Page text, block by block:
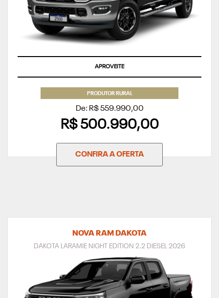
APROVEITE
PRODUTOR RURAL
De: R$ 559.990,00
R$ 500.990,00
CONFIRA A OFERTA
NOVA RAM DAKOTA
DAKOTA LARAMIE NIGHT EDITION 2.2 DIESEL 2026